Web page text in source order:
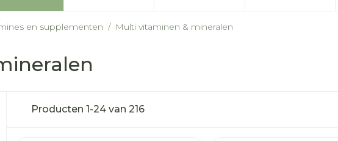
en supplementen / Multi vitaminen & mineralen
Producten 1-24 van 216